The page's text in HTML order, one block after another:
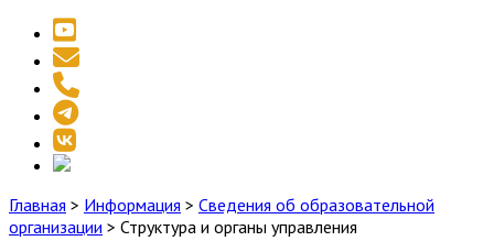
youtube
email
telegram
vk
social_icon_custom_1
Главная > Информация > Сведения об образовательной
организации > Структура и органы управления